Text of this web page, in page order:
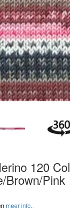
120
Brown/Pink
meer info..